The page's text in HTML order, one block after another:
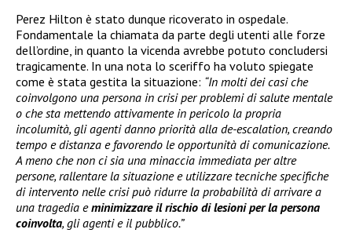
Perez Hilton è stato dunque ricoverato in ospedale.
Fondamentale la chiamata da parte degli utenti alle forze
dell’ordine, in quanto la vicenda avrebbe potuto concludersi
tragicamente. In una nota lo sceriffo ha voluto spiegate
come è stata gestita la situazione: “In molti dei casi che
coinvolgono una persona in crisi per problemi di salute mentale
o che sta mettendo attivamente in pericolo la propria
incolumità, gli agenti danno priorità alla de-escalation, creando
tempo e distanza e favorendo le opportunità di comunicazione.
A meno che non ci sia una minaccia immediata per altre
persone, rallentare la situazione e utilizzare tecniche specifiche
di intervento nelle crisi può ridurre la probabilità di arrivare a
una tragedia eminimizzare il rischio di lesioni per la persona
coinvolta, gli agenti e il pubblico.”